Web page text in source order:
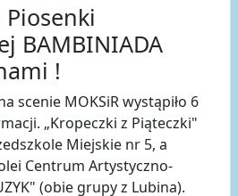
BAMBINIADA
!
scenie MOKSiR wystąpiło 6
„Kropeczki z Piąteczki"
Miejskie nr 5, a
Centrum Artystyczno-
(obie grupy z Lubina).